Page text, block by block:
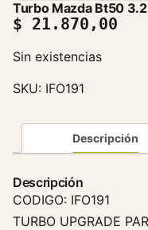
Turbo Mazda Bt50
$ 21.870,00
Sin existencias
SKU: IFO191
Descripción
Descripción
CODIGO: IFO191
TURBO UPGRADE